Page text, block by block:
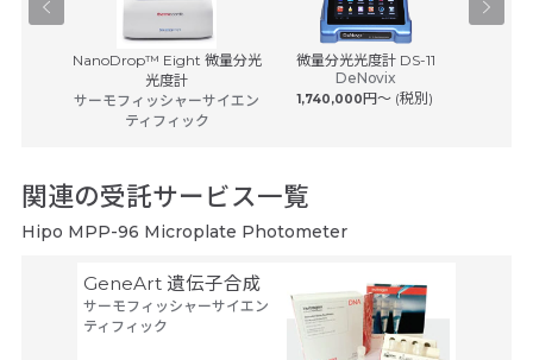
NanoDrop™ Eight 微量分光
光度計
サーモフィッシャーサイエン
ティフィック
微量分光光度計 DS-11
DeNovix
1,740,000円〜 (税別)
関連の受託サービス一覧
Hipo MPP-96 Microplate Photometer
GeneArt 遺伝子合成
サーモフィッシャーサイエン
ティフィック